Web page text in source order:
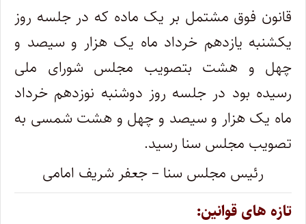
قانون فوق مشتمل بر یک ماده که در جلسه روز
یکشنبه یازدهم خرداد ماه یک هزار و سیصد و
چهل و هشت بتصویب مجلس شورای ملی
رسیده بود ‌در جلسه روز دوشنبه نوزدهم خرداد
ماه یک هزار و سیصد و چهل و هشت شمسی به
تصویب مجلس سنا رسید.
رئیس مجلس سنا – جعفر شریف ‌امامی
تازه های قوانین: